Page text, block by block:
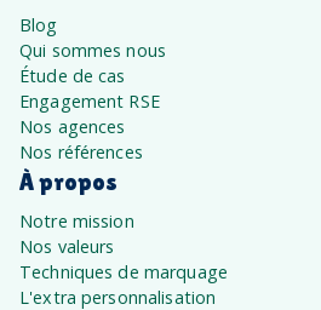
Blog
Qui sommes nous
Étude de cas
Engagement RSE
Nos agences
Nos références
À propos
Notre mission
Nos valeurs
Techniques de marquage
L'extra personnalisation